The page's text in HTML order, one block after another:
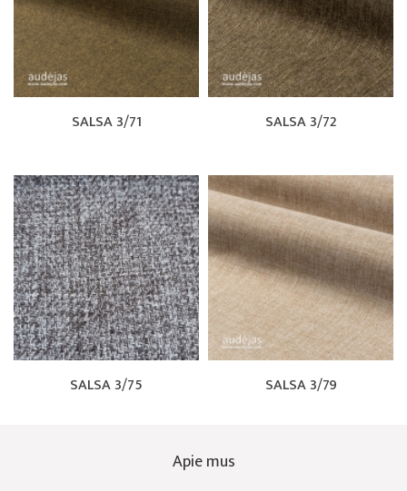
SALSA 3/71 SALSA 3/72
SALSA 3/75 SALSA 3/79
Apie mus